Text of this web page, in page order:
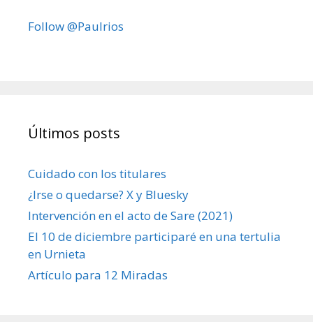
Follow @Paulrios
Últimos posts
Cuidado con los titulares
¿Irse o quedarse? X y Bluesky
Intervención en el acto de Sare (2021)
El 10 de diciembre participaré en una tertulia
en Urnieta
Artículo para 12 Miradas